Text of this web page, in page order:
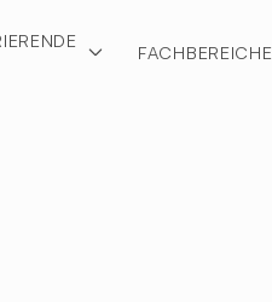
FACHBEREICHE